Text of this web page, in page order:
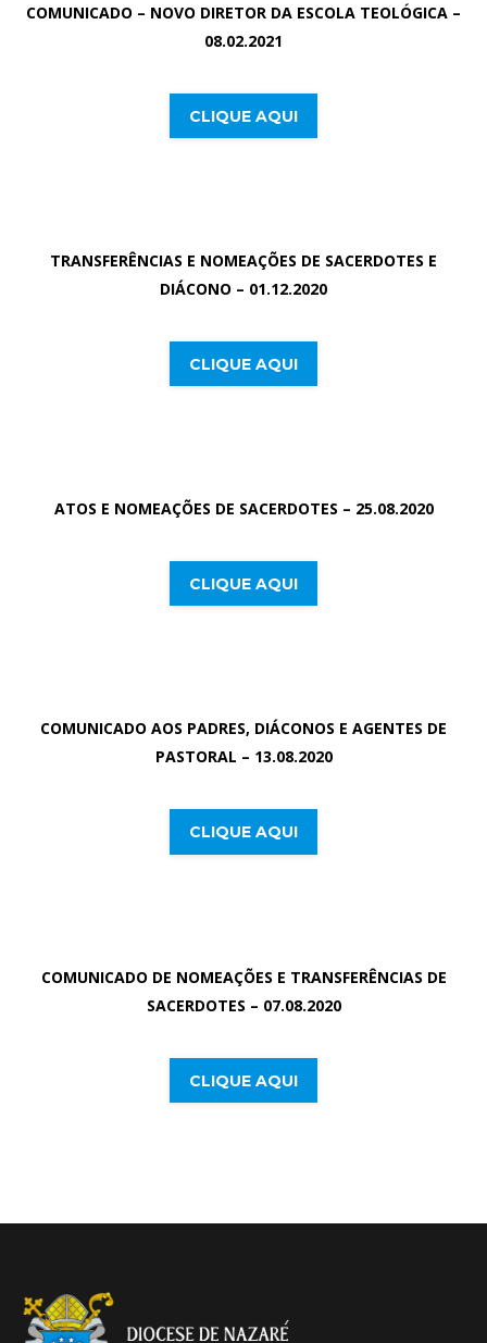
COMUNICADO – NOVO DIRETOR DA ESCOLA TEOLÓGICA –
08.02.2021
CLIQUE AQUI
TRANSFERÊNCIAS E NOMEAÇÕES DE SACERDOTES E
DIÁCONO – 01.12.2020
CLIQUE AQUI
ATOS E NOMEAÇÕES DE SACERDOTES – 25.08.2020
CLIQUE AQUI
COMUNICADO AOS PADRES, DIÁCONOS E AGENTES DE
PASTORAL – 13.08.2020
CLIQUE AQUI
COMUNICADO DE NOMEAÇÕES E TRANSFERÊNCIAS DE
SACERDOTES – 07.08.2020
CLIQUE AQUI